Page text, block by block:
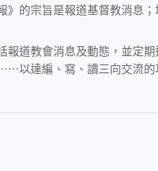
》的宗旨是報道基督教消息
報道教會消息及動態，並定
以達編、寫、讀三向交流的